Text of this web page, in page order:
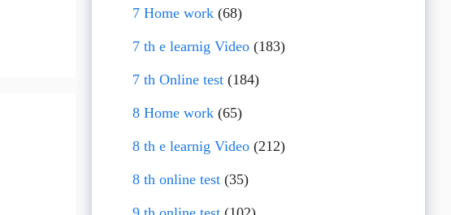
7 Home work(68)
7 th e learnig Video(183)
7 th Online test(184)
8 Home work(65)
8 th e learnig Video(212)
8 th online test(35)